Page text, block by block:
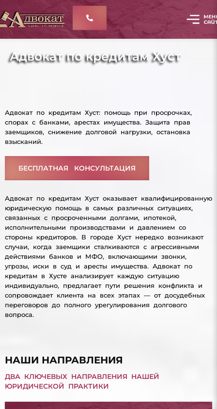
Адвокат по кредитам Хуст
Адвокат по кредитам Хуст: помощь при просрочках,
спорах с банками, арестах имущества. Защита прав
заемщиков, снижение долговой нагрузки, остановка
взысканий.
БЕСПЛАТНАЯ КОНСУЛЬТАЦИЯ
Адвокат по кредитам Хуст оказывает квалифицированную
юридическую помощь в самых различных ситуациях,
связанных с просроченными долгами, ипотекой,
исполнительными производствами и давлением со
стороны кредиторов. В городе Хуст нередко возникают
случаи, когда заемщики сталкиваются с агрессивными
действиями банков и МФО, включающими звонки,
угрозы, иски в суд и аресты имущества. Адвокат по
кредитам в Хусте анализирует каждую ситуацию
индивидуально, предлагает пути решения конфликта и
сопровождает клиента на всех этапах — от досудебных
переговоров до полного урегулирования долгового
вопроса.
НАШИ НАПРАВЛЕНИЯ
ДВА КЛЮЧЕВЫХ НАПРАВЛЕНИЯ НАШЕЙ
ЮРИДИЧЕСКОЙ ПРАКТИКИ